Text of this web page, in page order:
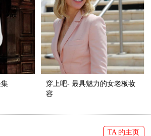
集
穿上吧- 最具魅力的女老板妆
容
TA 的主页